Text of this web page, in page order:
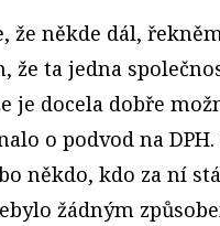
že někde dál,
ta jedna
je docela dobře
o podvod na
někdo, kdo za ní
žádným